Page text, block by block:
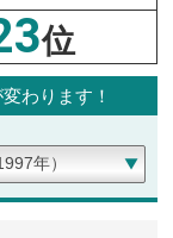
位
わります！